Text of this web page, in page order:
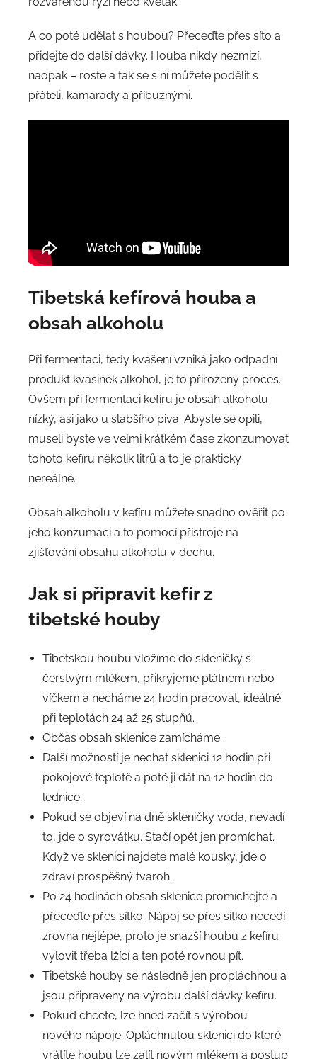
A co poté udělat s houbou? Přeceďte přes síto a
přidejte do další dávky. Houba nikdy nezmizí,
naopak – roste a tak se s ní můžete podělit s
přáteli, kamarády a příbuznými.
Tibetská kefírová houba a
obsah alkoholu
Při fermentaci, tedy kvašení vzniká jako odpadní
produkt kvasinek alkohol, je to přirozený proces.
Ovšem při fermentaci kefíru je obsah alkoholu
nízký, asi jako u slabšího piva. Abyste se opili,
museli byste ve velmi krátkém čase zkonzumovat
tohoto kefíru několik litrů a to je prakticky
nereálné.
Obsah alkoholu v kefíru můžete snadno ověřit po
jeho konzumaci a to pomocí přístroje na
zjišťování obsahu alkoholu v dechu.
Jak si připravit kefír z
tibetské houby
Tibetskou houbu vložíme do skleničky s
čerstvým mlékem, přikryjeme plátnem nebo
víčkem a necháme 24 hodin pracovat, ideálně
při teplotách 24 až 25 stupňů.
Občas obsah sklenice zamícháme.
Další možností je nechat sklenici 12 hodin při
pokojové teplotě a poté ji dát na 12 hodin do
lednice.
Pokud se objeví na dně skleničky voda, nevadí
to, jde o syrovátku. Stačí opět jen promíchat.
Když ve sklenici najdete malé kousky, jde o
zdraví prospěšný tvaroh.
Po 24 hodinách obsah sklenice promíchejte a
přeceďte přes sítko. Nápoj se přes sítko necedí
zrovna nejlépe, proto je snazší houbu z kefíru
vylovit třeba lžící a ten poté rovnou pít.
Tibetské houby se následně jen propláchnou a
jsou připraveny na výrobu další dávky kefíru.
Pokud chcete, lze hned začít s výrobou
nového nápoje. Opláchnutou sklenici do které
vrátíte houbu lze zalít novým mlékem a postup